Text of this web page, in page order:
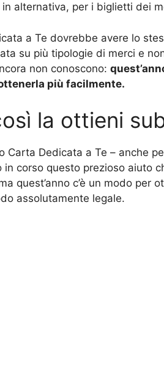
in alternativa, per i biglietti dei
a Te dovrebbe avere lo
su più tipologie di merci e
non conoscono:
più facilmente.
la ottieni
Carta Dedicata a Te – anche
in corso questo prezioso aiuto
quest’anno c’è un modo per
assolutamente legale.